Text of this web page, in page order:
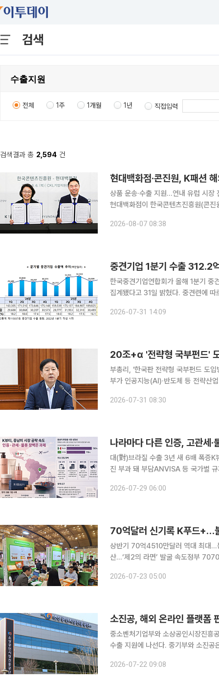
검색
전체 1주 1개월 1년 직접입력
검색결과 총 2,594 건
현대백화점·콘진원, K패션
상품 운송·수출 지원…연내 유럽 시장
현대백화점이 한국콘텐츠진흥원(콘
2026-08-07 08:38
중견기업 1분기 수출
한국중견기업연합회가 올해 1분기
집계됐다고 31일 밝혔다. 중견련에 따르면 중견기업 수출액은 전년 동기 287.8억달러에서 24.4억
전년 동기보다 3.9%포인트(p) 낮아
2026-07-31 14:09
20조+α '전략형 국부펀드'
부총리, '한국판 전략형 국부펀드 도
부가 인공지능(AI)·반도체 등 전략산
상이다. 해외 금융자산에 투자해 수익
2026-07-31 08:30
대(對)브라질 수출 3년 새 6배 폭증K
진 부과 돼 부담ANVISA 등 국가별 규제 제각각 중
물류 부담 등이 시장 확대의 걸림돌로
2026-07-29 06:00
상반기 70억4510만달러 역대 최대…
산…‘제2의 라면’ 발굴 속도정부 7070
어진 시장과 한류 확산을 발판으로 성
2026-07-23 05:00
소진공, 해외 온라인 플랫
중소벤처기업부와 소상공인시장진흥
수출 지원에 나선다. 중기부와 소진공은 다음달 4일까지 ‘2026년 해외 온라인 플랫폼 판로지원 활
상공인 온라인판로 지원사업의 일환
2026-07-22 09:08